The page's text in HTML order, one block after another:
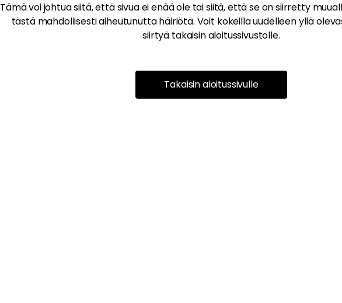
Tämä voi johtua siitä, että sivua ei enää ole tai siitä, että se on siirretty
tästä mahdollisesti aiheutunutta häiriötä. Voit kokeilla uudelleen yllä
siirtyä takaisin aloitussivustolle.
Takaisin aloitussivulle